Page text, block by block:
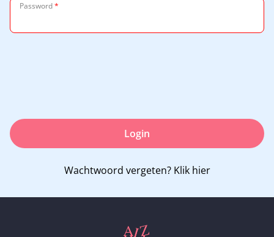
Password*
Login
Wachtwoord vergeten? Klik hier